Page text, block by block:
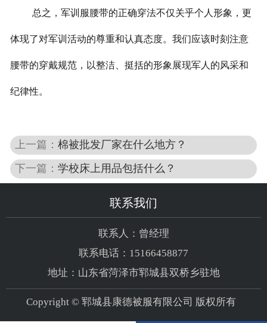
总之，军训服腰带的正确穿法不仅关乎个人形象，更
体现了对军训活动的尊重和认真态度。我们应该时刻注意
腰带的穿戴规范，以整洁、挺括的形象展现军人的风采和
纪律性。
上一篇：棉被批发厂家在什么地方？
下一篇：学校床上用品包括什么？
联系我们
联系人：曾经理
联系电话：15166458877
地址：山东省菏泽市郓城县双桥乡驻地
Copyright © 郓城县康德被服有限公司 版权所有